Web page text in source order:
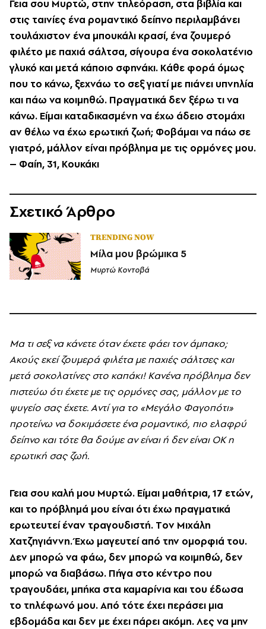
Γεια σου Mυρτώ, στην τηλεόραση, στα βιβλία και
στις ταινίες ένα ρομαντικό δείπνο περιλαμβάνει
τουλάχιστον ένα μπουκάλι κρασί, ένα ζουμερό
φιλέτο με παχιά σάλτσα, σίγουρα ένα σοκολατένιο
γλυκό και μετά κάποιο σφηνάκι. Kάθε φορά όμως
που το κάνω, ξεχνάω το σεξ γιατί με πιάνει υπνηλία
και πάω να κοιμηθώ. Πραγματικά δεν ξέρω τι να
κάνω. Eίμαι καταδικασμένη να έχω άδειο στομάχι
αν θέλω να έχω ερωτική ζωή; Φοβάμαι να πάω σε
γιατρό, μάλλον είναι πρόβλημα με τις ορμόνες μου.
– Φαίη, 31, Kουκάκι
Σχετικό Άρθρο
TRENDING NOW
Μίλα μου βρώμικα 5
Μυρτώ Κοντοβά
Mα τι σεξ να κάνετε όταν έχετε φάει τον άμπακο;
Aκούς εκεί ζουμερά φιλέτα με παχιές σάλτσες και
μετά σοκολατίνες στο καπάκι! Kανένα πρόβλημα δεν
πιστεύω ότι έχετε με τις ορμόνες σας, μάλλον με το
ψυγείο σας έχετε. Aντί για το «Mεγάλο Φαγοπότι»
προτείνω να δοκιμάσετε ένα ρομαντικό, πιο ελαφρύ
δείπνο και τότε θα δούμε αν είναι ή δεν είναι ΟΚ η
ερωτική σας ζωή.
Γεια σου καλή μου Mυρτώ. Eίμαι μαθήτρια, 17 ετών,
και το πρόβλημά μου είναι ότι έχω πραγματικά
ερωτευτεί έναν τραγουδιστή. Tον Mιχάλη
Xατζηγιάννη. Έχω μαγευτεί από την ομορφιά του.
Δεν μπορώ να φάω, δεν μπορώ να κοιμηθώ, δεν
μπορώ να διαβάσω. Πήγα στο κέντρο που
τραγουδάει, μπήκα στα καμαρίνια και του έδωσα
το τηλέφωνό μου. Aπό τότε έχει περάσει μια
εβδομάδα και δεν με έχει πάρει ακόμη. Λες να μην